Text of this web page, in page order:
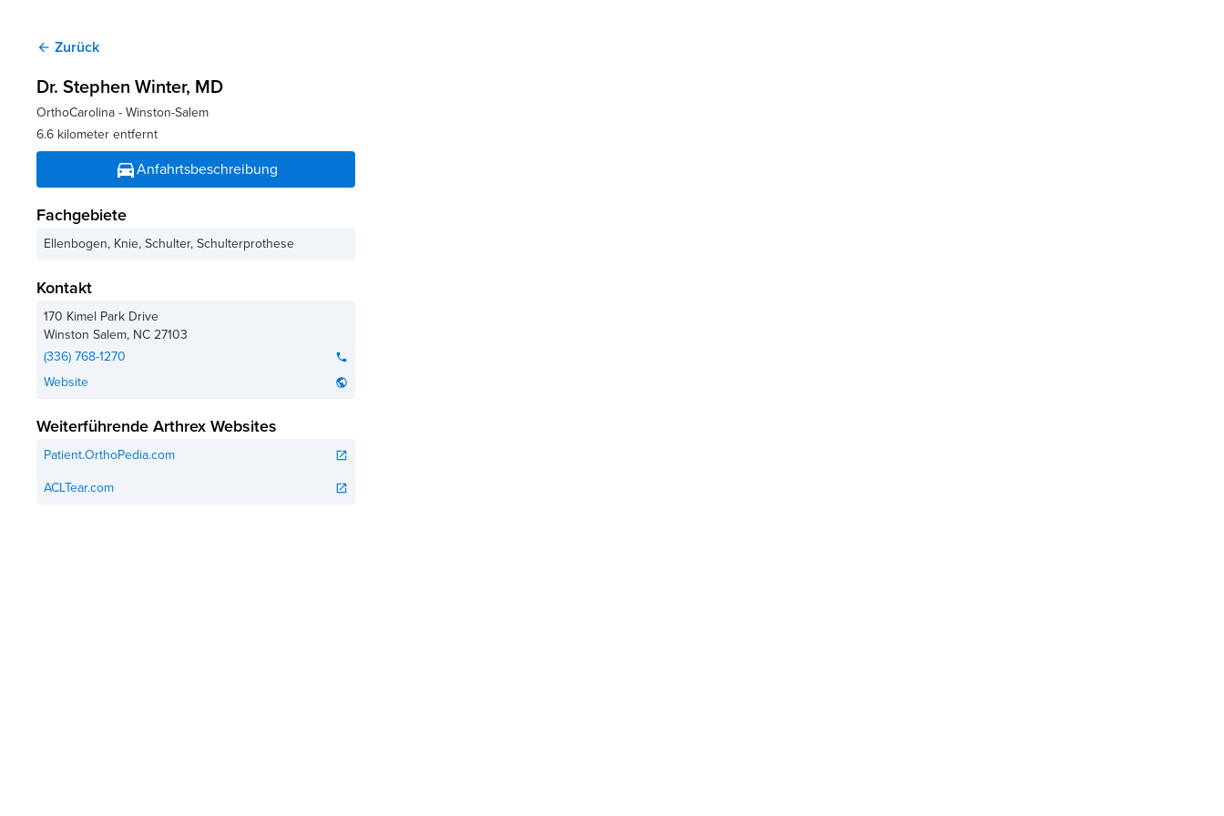
arrow_back Zurück
Dr. Stephen Winter, MD
OrthoCarolina - Winston-Salem
6.6 kilometer entfernt
directions_carAnfahrtsbeschreibung
Fachgebiete
Ellenbogen, Knie, Schulter, Schulterprothese
Kontakt
170 Kimel Park Drive
Winston Salem, NC27103
(336) 768-1270
phone
Website public
Weiterführende Arthrex Websites
Patient.OrthoPedia.com open_in_new
ACLTear.com open_in_new